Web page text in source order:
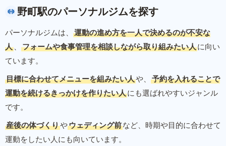
野町駅のパーソナルジムを探す
パーソナルジムは、
運動の進め方を一人で決めるのが不安な
人 、 フォームや食事管理を相談しながら取り組みたい人に向い
ています。
目標に合わせてメニューを組みたい人や、
予約を入れることで
運動を続けるきっかけを作りたい人にも選ばれやすいジャンル
です。
産後の体づくりやウェディング前など、時期や目的に合わせて
運動をしたい人にも向いています。